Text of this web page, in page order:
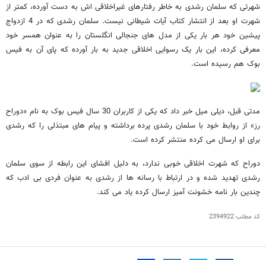
شهرتی که سلمان رشدی به خاطر رفتارهای غیراخلاقی اش به دست آورده، کمتر از
شهرت او بعد از انتشار کتاب آیات شیطانی نیست. سلمان رشدی که در 4 ازدواج
پیشین خود هر بار یکی از مدل های جنجالی انگلستان را به عنوان همسر خود
معرفی کرده، این بار یک رسوایی اخلاقی جدید به بار آورده که پای آن به فیس
بوک هم رسیده است.
مدتی قبل، دیلی میل خبر داد که یکی از کاربران 30 سال فیس بوک به نام «دوراح
رز» از روابط خود با سلمان رشدی پرده برداشته و پیام های مبتذلی را که رشدی
برای او ارسال می کرده منتشر کرده است.
دوراح که شهرت اخلاقی خوبی ندارد، به دلیل افشای این رابطه از سوی سلمان
رشدی تهدید شده و در ارتباط با رسانه ها از رشدی به عنوان فردی بی ادب که
چندین بار نامه خشونت آمیز ارسال کرده یاد می کند.
کد مطلب2394922